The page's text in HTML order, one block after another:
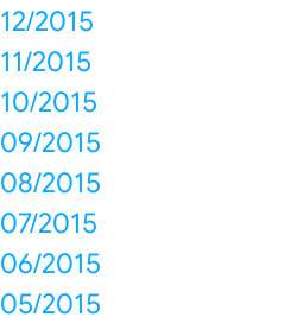
12/2015
11/2015
10/2015
09/2015
08/2015
07/2015
06/2015
05/2015